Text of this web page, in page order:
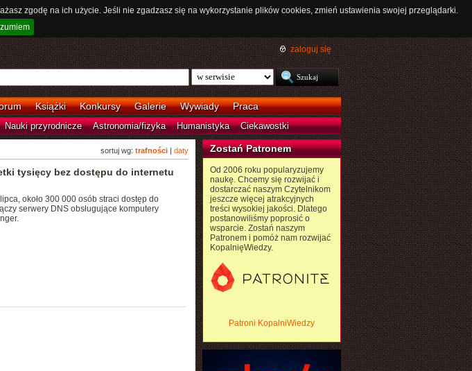
zgodę na ich użycie. Jeśli nie zgadzasz się na wykorzystanie plików cookies, zmień ustawienia swojej przeglądarki.
zaloguj się
Książki Konkursy Galerie Wywiady Praca
Nauki przyrodnicze Astronomia/fizyka Humanistyka Ciekawostki
sortuj wg: trafności| daty
tysięcy bez dostępu do internetu
około 300 000 osób straci dostęp do
serwery DNS obsługujące komputery
Zostań Patronem
Od 2006 roku popularyzujemy
naukę. Chcemy się rozwijać i
dostarczać naszym Czytelnikom
jeszcze więcej atrakcyjnych
treści wysokiej jakości. Dlatego
postanowiliśmy poprosić o
wsparcie. Zostań naszym
Patronem i pomóż nam rozwijać
KopalnięWiedzy.
Patroni KopalniWiedzy